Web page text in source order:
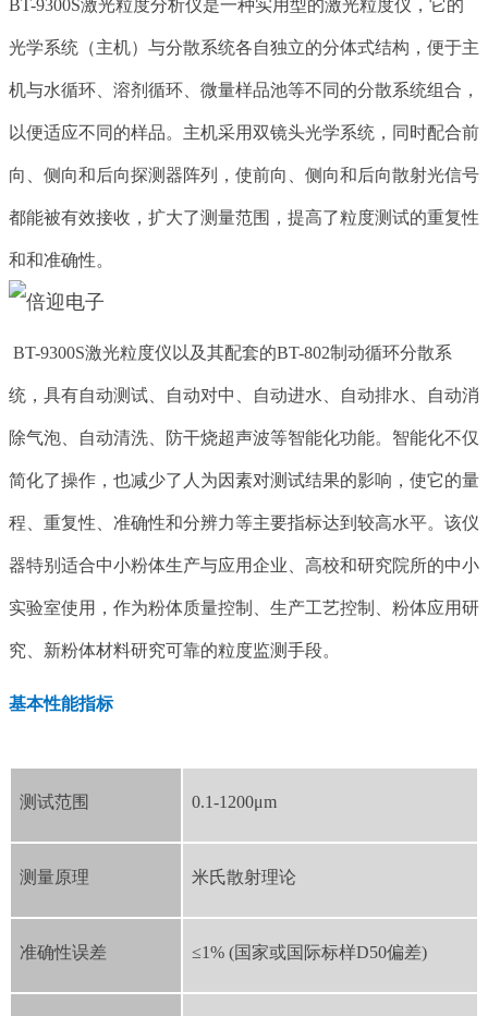
BT-9300S激光粒度分析仪是一种实用型的激光粒度仪，它的
光学系统（主机）与分散系统各自独立的分体式结构，便于主
机与水循环、溶剂循环、微量样品池等不同的分散系统组合，
以便适应不同的样品。主机采用双镜头光学系统，同时配合前
向、侧向和后向探测器阵列，使前向、侧向和后向散射光信号
都能被有效接收，扩大了测量范围，提高了粒度测试的重复性
和和准确性。
BT-9300S激光粒度仪以及其配套的BT-802制动循环分散系
统，具有自动测试、自动对中、自动进水、自动排水、自动消
除气泡、自动清洗、防干烧超声波等智能化功能。智能化不仅
简化了操作，也减少了人为因素对测试结果的影响，使它的量
程、重复性、准确性和分辨力等主要指标达到较高水平。该仪
器特别适合中小粉体生产与应用企业、高校和研究院所的中小
实验室使用，作为粉体质量控制、生产工艺控制、粉体应用研
究、新粉体材料研究可靠的粒度监测手段。
基本性能指标
测试范围 0.1-1200μm
测量原理 米氏散射理论
准确性误差 ≤1% (国家或国际标样D50偏差)